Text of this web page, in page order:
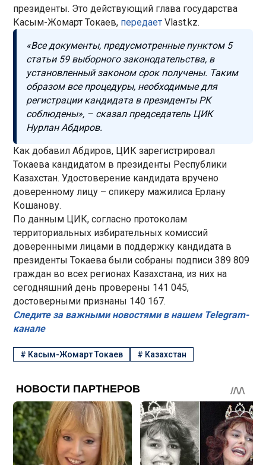
президенты. Это действующий глава государства
Касым-Жомарт Токаев, передает Vlast.kz.
«Все документы, предусмотренные пунктом 5
статьи 59 выборного законодательства, в
установленный законом срок получены. Таким
образом все процедуры, необходимые для
регистрации кандидата в президенты РК
соблюдены», – сказал председатель ЦИК
Нурлан Абдиров.
Как добавил Абдиров, ЦИК зарегистрировал
Токаева кандидатом в президенты Республики
Казахстан. Удостоверение кандидата вручено
доверенному лицу – спикеру мажилиса Ерлану
Кошанову.
По данным ЦИК, согласно протоколам
территориальных избирательных комиссий
доверенными лицами в поддержку кандидата в
президенты Токаева были собраны подписи 389 809
граждан во всех регионах Казахстана, из них на
сегодняшний день проверены 141 045,
достоверными признаны 140 167.
Следите за важными новостями в нашем Telegram-
канале
# Касым-Жомарт Токаев # Казахстан